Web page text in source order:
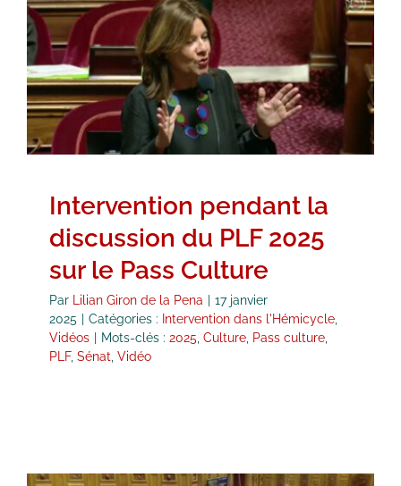
Intervention pendant la discussion
du PLF 2025 sur le Pass Culture
Intervention dans l'Hémicycle Vidéos
Intervention pendant la
discussion du PLF 2025
sur le Pass Culture
Par Lilian Giron de la Pena
17 janvier
2025
Catégories : Intervention dans l'Hémicycle,
Vidéos
Mots-clés : 2025, Culture, Pass culture,
PLF, Sénat, Vidéo